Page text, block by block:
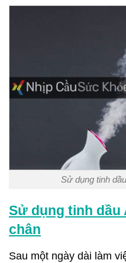
Sử dụng tinh
Sử dụng tinh dầu
chân
Sau một ngày dài làm